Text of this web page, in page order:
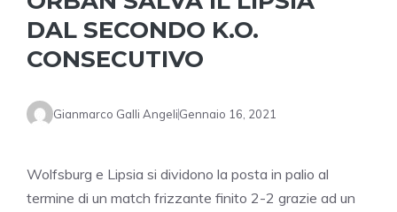
DAL SECONDO K.O.
CONSECUTIVO
Gianmarco Galli AngeliGennaio 16, 2021
Wolfsburg e Lipsia si dividono la posta in palio al
termine di un match frizzante finito 2-2 grazie ad un